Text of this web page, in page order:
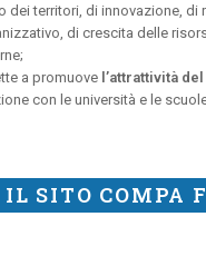
dei territori, di innovazione, di
di crescita delle
a promuove l’attrattività
con le università e le
SITO COMPA